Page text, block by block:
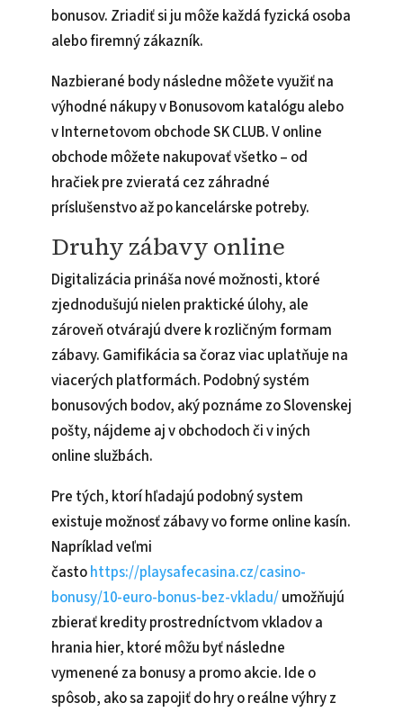
bonusov. Zriadiť si ju môže každá fyzická osoba
alebo firemný zákazník.
Nazbierané body následne môžete využiť na
výhodné nákupy v Bonusovom katalógu alebo
v Internetovom obchode SK CLUB. V online
obchode môžete nakupovať všetko – od
hračiek pre zvieratá cez záhradné
príslušenstvo až po kancelárske potreby.
Druhy zábavy online
Digitalizácia prináša nové možnosti, ktoré
zjednodušujú nielen praktické úlohy, ale
zároveň otvárajú dvere k rozličným formam
zábavy. Gamifikácia sa čoraz viac uplatňuje na
viacerých platformách. Podobný systém
bonusových bodov, aký poznáme zo Slovenskej
pošty, nájdeme aj v obchodoch či v iných
online službách.
Pre tých, ktorí hľadajú podobný system
existuje možnosť zábavy vo forme online kasín.
Napríklad veľmi
častohttps://playsafecasina.cz/casino-
bonusy/10-euro-bonus-bez-vkladu/umožňujú
zbierať kredity prostredníctvom vkladov a
hrania hier, ktoré môžu byť následne
vymenené za bonusy a promo akcie. Ide o
spôsob, ako sa zapojiť do hry o reálne výhry z